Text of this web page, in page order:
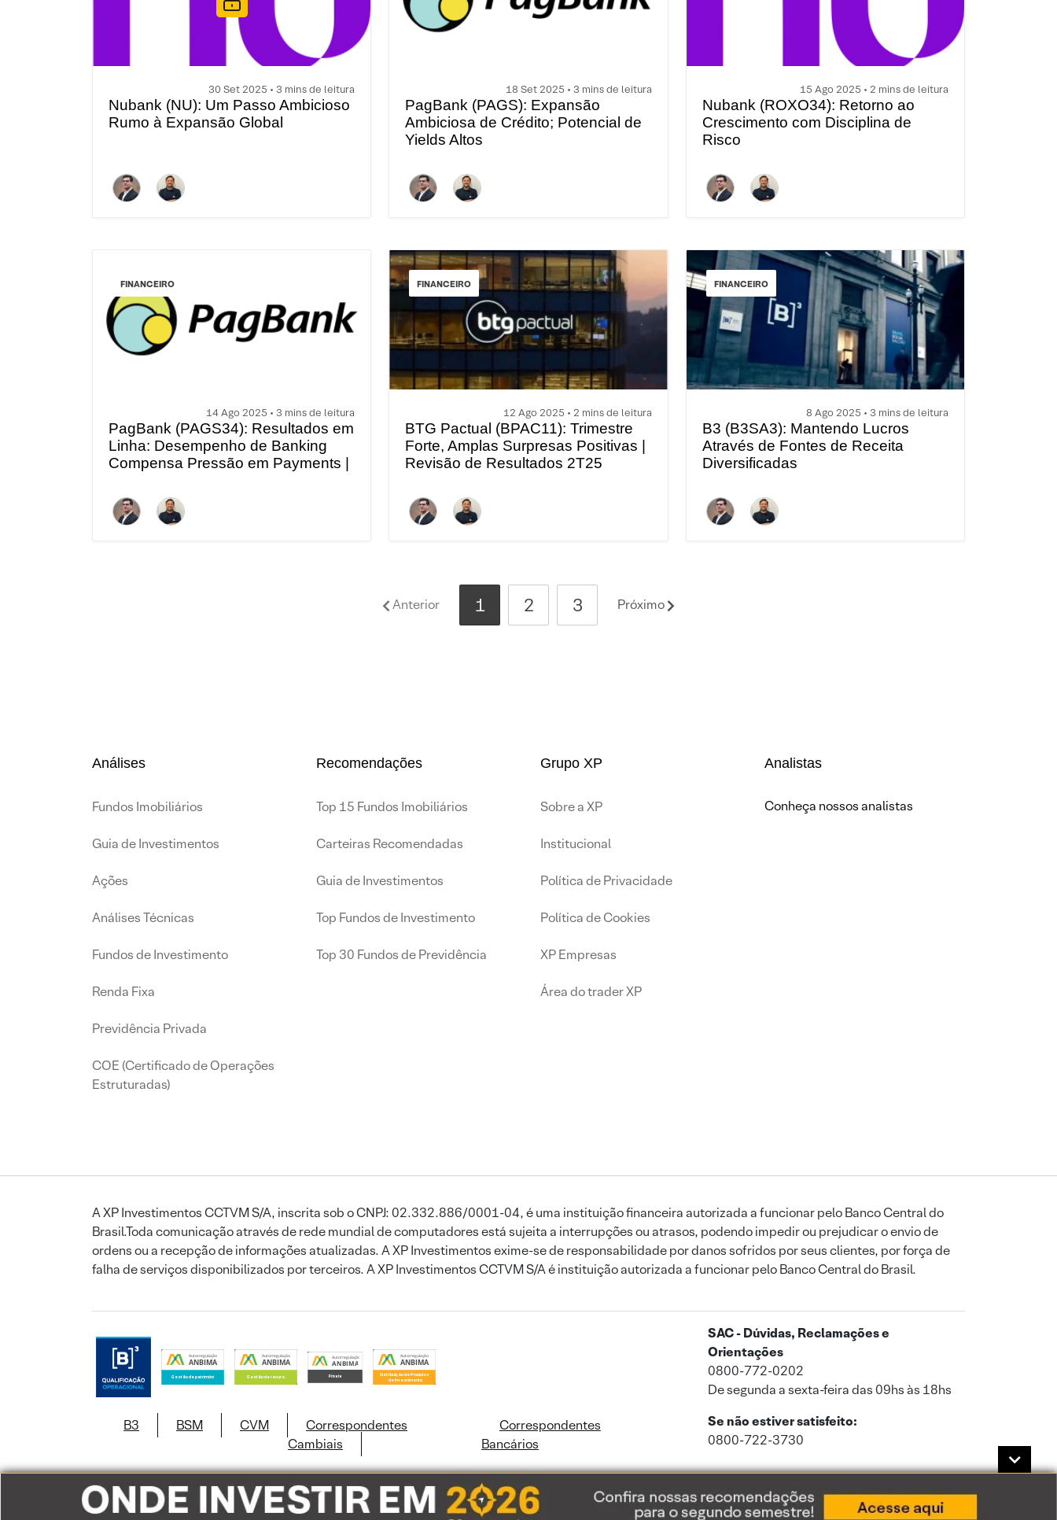
30 Set 2025 • 3 mins de leitura
Nubank (NU): Um Passo Ambicioso
Rumo à Expansão Global
18 Set 2025 • 3 mins de leitura
PagBank (PAGS): Expansão
Ambiciosa de Crédito; Potencial de
Yields Altos
15 Ago 2025 • 2 mins de leitura
Nubank (ROXO34): Retorno ao
Crescimento com Disciplina de
Risco
FINANCEIRO
14 Ago 2025 • 3 mins de leitura
PagBank (PAGS34): Resultados em
Linha: Desempenho de Banking
Compensa Pressão em Payments |
FINANCEIRO
12 Ago 2025 • 2 mins de leitura
BTG Pactual (BPAC11): Trimestre
Forte, Amplas Surpresas Positivas |
Revisão de Resultados 2T25
FINANCEIRO
8 Ago 2025 • 3 mins de leitura
B3 (B3SA3): Mantendo Lucros
Através de Fontes de Receita
Diversificadas
Anterior 1 2 3 Próximo
Análises
Fundos Imobiliários
Guia de Investimentos
Ações
Análises Técnicas
Fundos de Investimento
Renda Fixa
Previdência Privada
COE (Certificado de Operações
Estruturadas)
Recomendações
Top 15 Fundos Imobiliários
Carteiras Recomendadas
Guia de Investimentos
Top Fundos de Investimento
Top 30 Fundos de Previdência
Grupo XP
Sobre a XP
Institucional
Política de Privacidade
Política de Cookies
XP Empresas
Área do trader XP
Analistas
Conheça nossos analistas
A XP Investimentos CCTVM S/A, inscrita sob o CNPJ: 02.332.886/0001-04, é uma instituição financeira autorizada a funcionar pelo Banco Central do
Brasil.Toda comunicação através de rede mundial de computadores está sujeita a interrupções ou atrasos, podendo impedir ou prejudicar o envio de
ordens ou a recepção de informações atualizadas. A XP Investimentos exime-se de responsabilidade por danos sofridos por seus clientes, por força de
falha de serviços disponibilizados por terceiros. A XP Investimentos CCTVM S/A é instituição autorizada a funcionar pelo Banco Central do Brasil.
B3 BSM CVM
Correspondentes
Cambiais
Correspondentes
Bancários
SAC - Dúvidas, Reclamações e
Orientações
0800-772-0202
De segunda a sexta-feira das 09hs às 18hs
Se não estiver satisfeito:
0800-722-3730
Este site usa cookies e dados pessoais de acordo com a nossa Política de Cookiese a nossaPolítica de Privacidade.